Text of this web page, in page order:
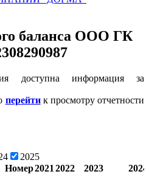
баланса ООО ГК
доступна информация за
перейтик просмотру отчетности
2025
Номер2021 2022 2023 2024